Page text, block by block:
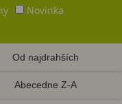
Novinka
Od najdrahších
Abecedne Z-A